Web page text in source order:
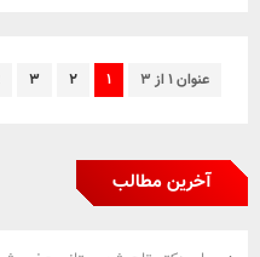
عنوان ۱ از ۳ ۱ ۲ ۳
آخرین مطالب